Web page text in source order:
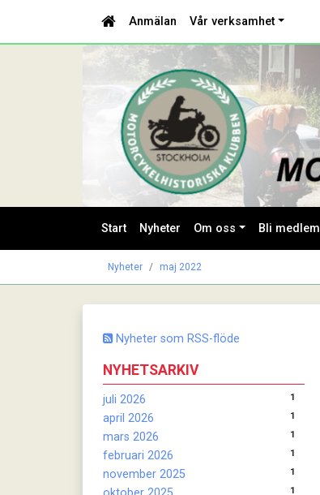
Anmälan Vår verksamhet
Start Nyheter Om oss Bli medlem
Nyheter maj 2022
Nyheter som RSS-flöde
NYHETSARKIV
juli 2026 1
april 2026 1
mars 2026 1
februari 2026 1
november 2025 1
1